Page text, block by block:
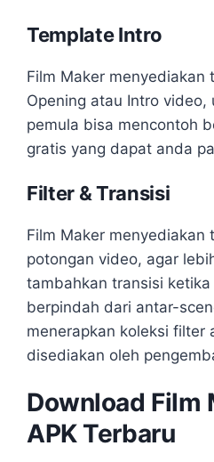
Template Intro
Film Maker menyediakan
Opening atau Intro
pemula bisa mencontoh
gratis yang dapat anda
Filter & Transisi
Film Maker menyediakan
potongan video, agar
tambahkan transisi
berpindah dari antar-
menerapkan koleksi filter
disediakan oleh
Download Film
APK Terbaru